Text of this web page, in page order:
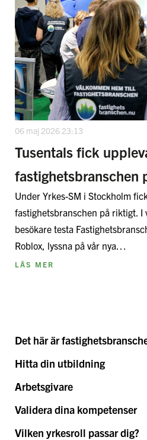
06 maj 2026 23:13
Tusentals fick
fastighetsbranschen
Under Yrkes-SM i Stockholm
fastighetsbranschen på riktigt. I
besökare testa
Roblox, lyssna på vår nya…
LÄS MER
Det här är
Hitta din utbildning
Arbetsgivare
Validera dina kompetenser
Vilken yrkesroll passar dig?